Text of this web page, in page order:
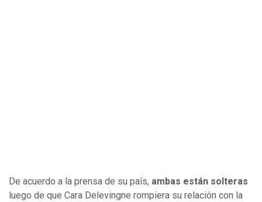
De acuerdo a la prensa de su país, ambas están solteras
luego de que Cara Delevingne rompiera su relación con la